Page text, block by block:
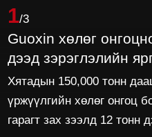
1/3
Guoxin хөлөг
дээд зэрэглэлийн
Хятадын 150,000 тонн
үржүүлгийн хөлөг онгоц
гарагт зах зээлд 12 тонн